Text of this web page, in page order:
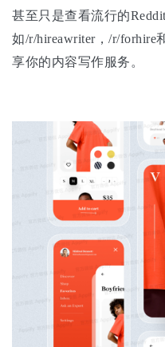
甚至只是查看流行的
如/r/hireawriter，/r/forhire
享你的内容写作服务。